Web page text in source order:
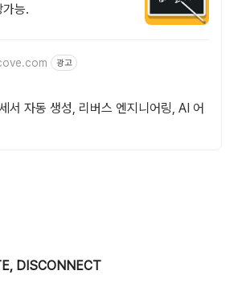
능.
광고
서 자동 생성, 리버스 엔지니어링, AI 어
DISCONNECT